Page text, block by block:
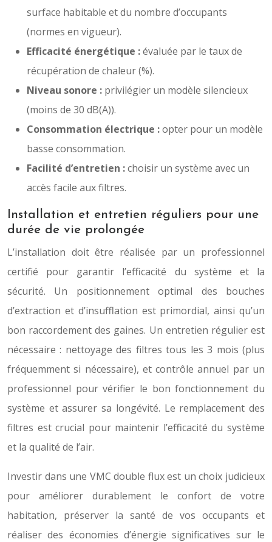
surface habitable et du nombre d’occupants
(normes en vigueur).
Efficacité énergétique :évaluée par le taux de
récupération de chaleur (%).
Niveau sonore : privilégier un modèle silencieux
(moins de 30 dB(A)).
Consommation électrique :opter pour un modèle
basse consommation.
Facilité d’entretien :choisir un système avec un
accès facile aux filtres.
Installation et entretien réguliers pour une
durée de vie prolongée
L’installation doit être réalisée par un professionnel
certifié pour garantir l’efficacité du système et la
sécurité. Un positionnement optimal des bouches
d’extraction et d’insufflation est primordial, ainsi qu’un
bon raccordement des gaines. Un entretien régulier est
nécessaire : nettoyage des filtres tous les 3 mois (plus
fréquemment si nécessaire), et contrôle annuel par un
professionnel pour vérifier le bon fonctionnement du
système et assurer sa longévité. Le remplacement des
filtres est crucial pour maintenir l’efficacité du système
et la qualité de l’air.
Investir dans une VMC double flux est un choix judicieux
pour améliorer durablement le confort de votre
habitation, préserver la santé de vos occupants et
réaliser des économies d’énergie significatives sur le